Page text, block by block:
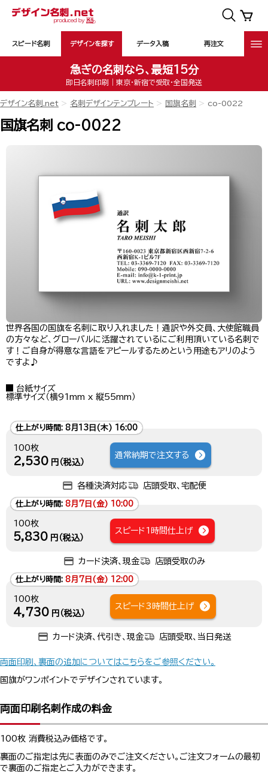
スピード名刺 デザインを探す データ入稿 再注文
急ぎの名刺なら、最短15分
即日名刺印刷｜東京・新宿で受取・全国発送
デザイン名刺.net 名刺デザインテンプレート 国旗名刺 co-0022
国旗名刺 co-0022
世界各国の国旗を名刺に取り入れました！通訳や外交員、大使館職員
の方々など、グローバルに活躍されているにご利用頂いている名刺で
す！ご自身が得意な言語をアピールするためという用途もアリのよう
ですよ♪
台紙サイズ
標準サイズ（横91mm x 縦55mm）
仕上がり時間: 8月13日(木) 16:00
100枚
2,530 円（税込）
通常納期で注文する
各種決済対応 店頭受取、宅配便
仕上がり時間: 8月7日(金) 10:00
100枚
5,830 円（税込）
スピード1時間仕上げ
カード決済、現金 店頭受取のみ
仕上がり時間: 8月7日(金) 12:00
100枚
4,730 円（税込）
スピード3時間仕上げ
カード決済、代引き、現金 店頭受取、当日発送
両面印刷、裏面の追加についてはこちらをご参照ください。
国旗がワンポイントでデザインされています。
両面印刷名刺作成の料金
100枚 消費税込み価格です。
裏面のご指定は先に表面のみでご注文ください。ご注文フォームの最初
で裏面のご指定とご入力ができます。